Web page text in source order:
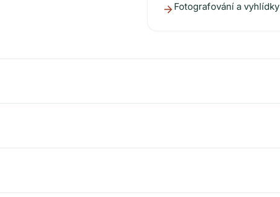
Fotografování a vyhlídky